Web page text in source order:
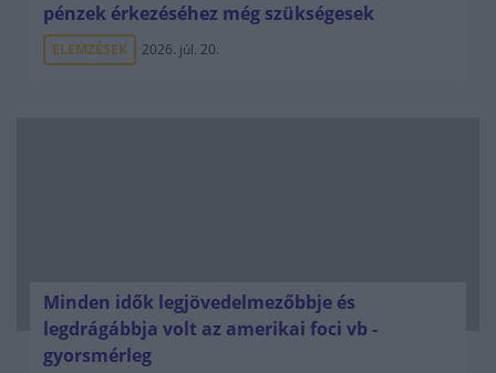
pénzek érkezéséhez még szükségesek
ELEMZÉSEK 2026. júl. 20.
Minden idők legjövedelmezőbbje és
legdrágábbja volt az amerikai foci vb -
gyorsmérleg